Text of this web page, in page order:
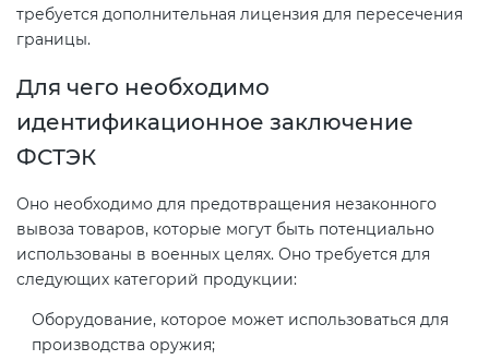
требуется дополнительная лицензия для пересечения
границы.
Для чего необходимо
идентификационное заключение
ФСТЭК
Оно необходимо для предотвращения незаконного
вывоза товаров, которые могут быть потенциально
использованы в военных целях. Оно требуется для
следующих категорий продукции:
Оборудование, которое может использоваться для
производства оружия;
Сертификация импортной
Сертификация для
маркетплейсов
Сертификация детских товаров
Сертификация спортивных
товаров
Сертификат на ИСМ
Декларация ГОСТ Р
Добровольная сертификация
продукции ГОСТ Р
услуги
лифтов»
О требованиях к средствам
обеспечения пожарной
безопасности и пожаротушения
Декларация соответствия ТР ТС
Декларация ТР ТС
Декларирование косметики (ТР